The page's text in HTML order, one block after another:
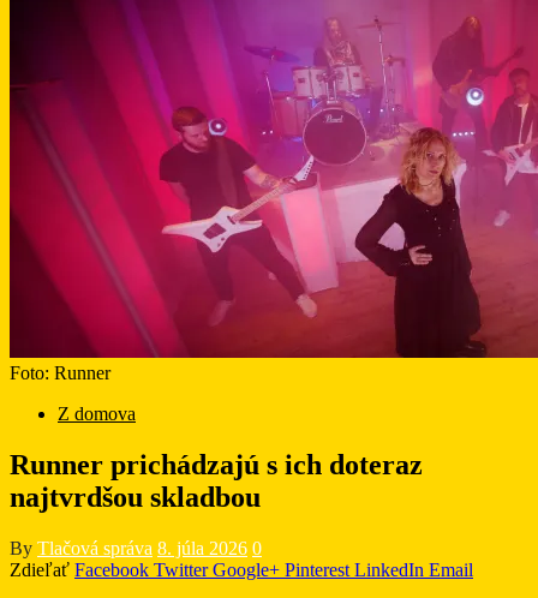
Foto: Runner
Z domova
Runner prichádzajú s ich doteraz
najtvrdšou skladbou
By Tlačová správa 8. júla 2026 0
Zdieľať Facebook Twitter Google+ Pinterest LinkedIn Email